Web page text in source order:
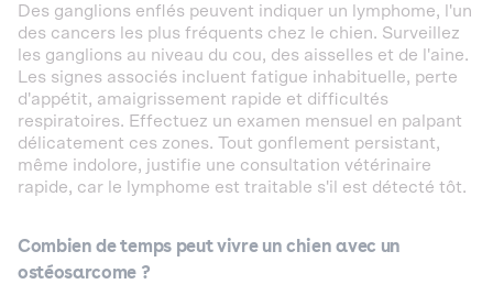
Des ganglions enflés peuvent indiquer un lymphome, l'un
des cancers les plus fréquents chez le chien. Surveillez
les ganglions au niveau du cou, des aisselles et de l'aine.
Les signes associés incluent fatigue inhabituelle, perte
d'appétit, amaigrissement rapide et difficultés
respiratoires. Effectuez un examen mensuel en palpant
délicatement ces zones. Tout gonflement persistant,
même indolore, justifie une consultation vétérinaire
rapide, car le lymphome est traitable s'il est détecté tôt.
Combien de temps peut vivre un chien avec un
ostéosarcome ?